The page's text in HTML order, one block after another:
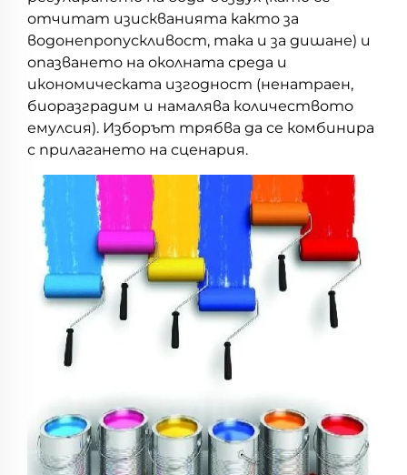
отчитат изискванията както за
водонепропускливост, така и за дишане) и
опазването на околната среда и
икономическата изгодност (ненатраен,
биоразградим и намалява количеството
емулсия). Изборът трябва да се комбинира
с прилагането на сценария.